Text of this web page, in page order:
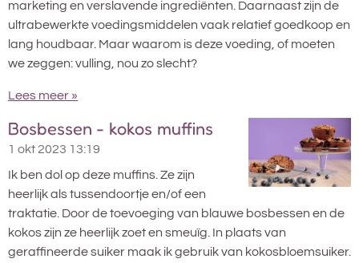
marketing en verslavende ingrediënten. Daarnaast zijn de
ultrabewerkte voedingsmiddelen vaak relatief goedkoop en
lang houdbaar. Maar waarom is deze voeding, of moeten
we zeggen: vulling, nou zo slecht?
Lees meer »
Bosbessen - kokos muffins
1 okt 2023 13:19
Ik ben dol op deze muffins. Ze zijn
heerlijk als tussendoortje en/of een
traktatie. Door de toevoeging van blauwe bosbessen en de
kokos zijn ze heerlijk zoet en smeuïg. In plaats van
geraffineerde suiker maak ik gebruik van kokosbloemsuiker.